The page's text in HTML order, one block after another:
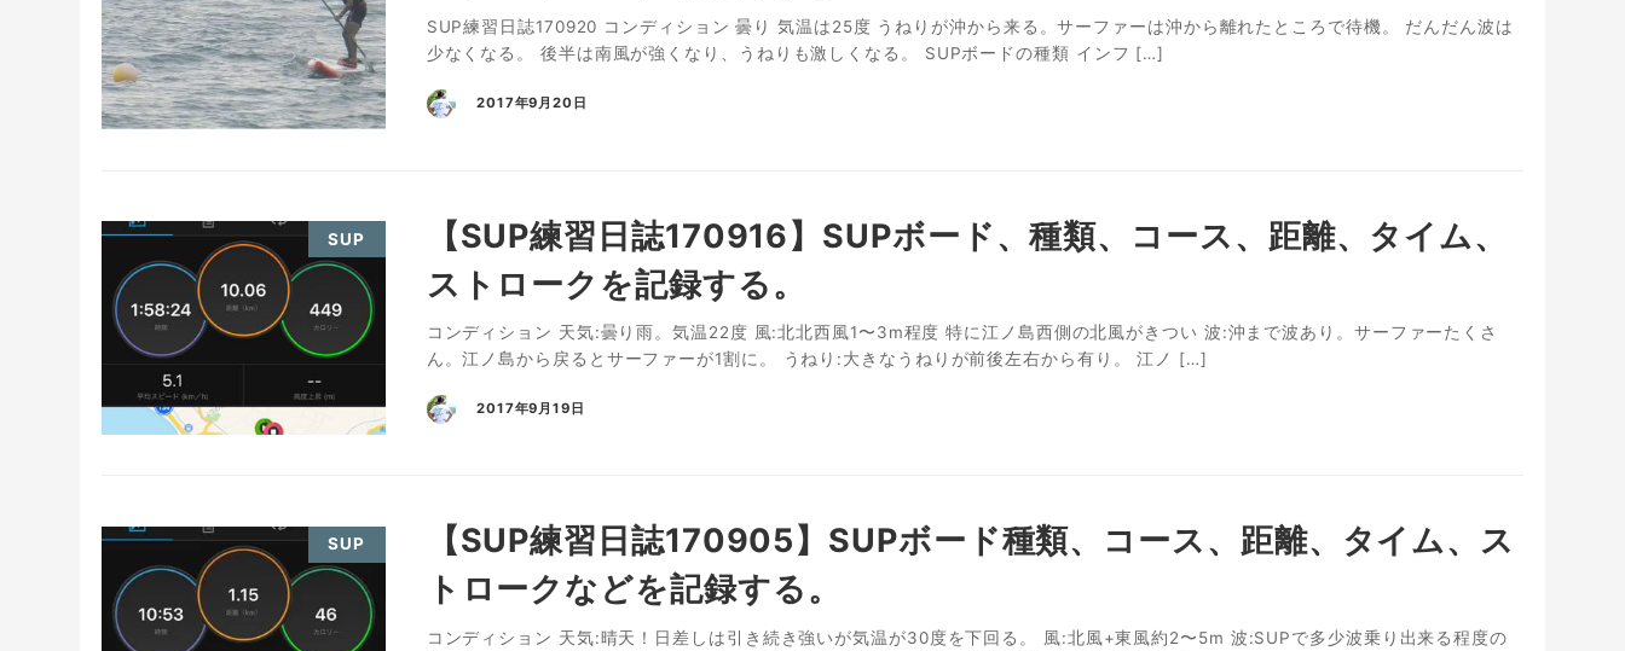
SUP練習日誌170920 コンディション 曇り 気温は25度 うねりが沖から来る。サーファーは沖から離れたところで待機。 だんだん波は
少なくなる。 後半は南風が強くなり、うねりも激しくなる。 SUPボードの種類 インフ […]
2017年9月20日
SUP
【SUP練習日誌170916】SUPボード、種類、コース、距離、タイム、
ストロークを記録する。
コンディション 天気:曇り雨。気温22度 風:北北西風1〜3m程度 特に江ノ島西側の北風がきつい 波:沖まで波あり。サーファーたくさ
ん。江ノ島から戻るとサーファーが1割に。 うねり:大きなうねりが前後左右から有り。 江ノ […]
2017年9月19日
SUP
【SUP練習日誌170905】SUPボード種類、コース、距離、タイム、ス
トロークなどを記録する。
コンディション 天気:晴天！日差しは引き続き強いが気温が30度を下回る。 風:北風+東風約2〜5m 波:SUPで多少波乗り出来る程度の